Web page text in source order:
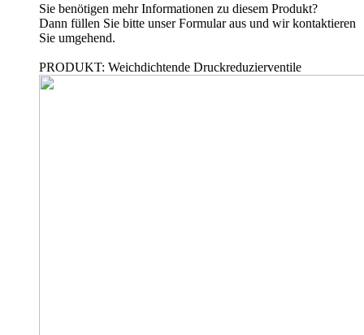
Sie benötigen mehr Informationen zu diesem Produkt?
Dann füllen Sie bitte unser Formular aus und wir kontaktieren
Sie umgehend.
PRODUKT: Weichdichtende Druckreduzierventile